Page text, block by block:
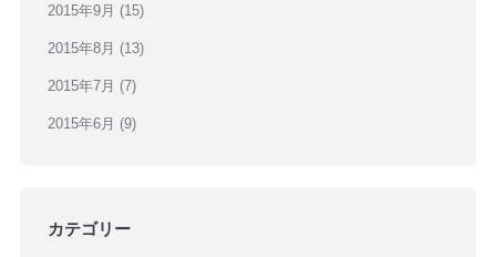
2015年9月 (15)
2015年8月 (13)
2015年7月 (7)
2015年6月 (9)
カテゴリー